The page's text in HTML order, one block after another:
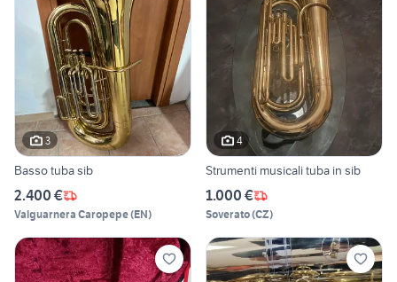
3
Basso tuba sib
2.400 €
Valguarnera Caropepe(EN)
4
Strumenti musicali tuba in sib
1.000 €
Soverato(CZ)